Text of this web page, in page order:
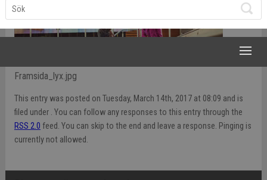
Framsida_lyx.jpg
This entry was posted on Tuesday, March 14th, 2017 at 08:09 and is
filed under . You can follow any responses to this entry through the
RSS 2.0 feed. You can skip to the end and leave a response. Pinging is
currently not allowed.